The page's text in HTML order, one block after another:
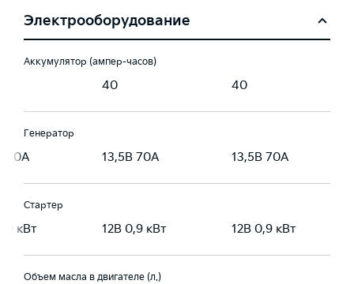
Электрооборудование
Аккумулятор (ампер-часов)
40 40
Генератор
70А 13,5В 70А 13,5В 70А
Стартер
кВт 12В 0,9 кВт 12В 0,9 кВт
Объем масла в двигателе (л.)